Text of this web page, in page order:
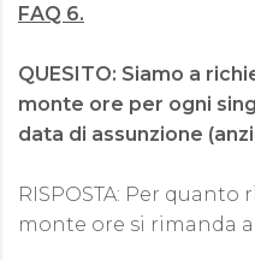
FAQ 6.
QUESITO: Siamo a
monte ore per ogni
data di assunzione
RISPOSTA: Per
monte ore si rimanda